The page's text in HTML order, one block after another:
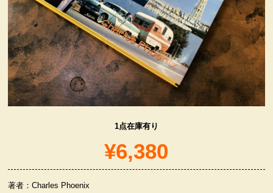
コカコーラ・グッズ
カンパニー・グッズ
キャラクター・グッズ
服飾小物雑貨
1点在庫有り
¥6,380
著者：Charles Phoenix